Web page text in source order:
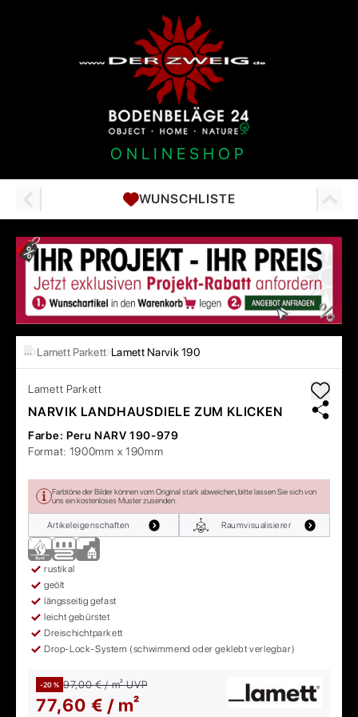
ONLINESHOP
WUNSCHLISTE
… Lamett Parkett Lamett Narvik 190
Lamett Parkett
NARVIK LANDHAUSDIELE ZUM KLICKEN
Farbe: Peru NARV 190-979
Format: 1900mm x 190mm
Farbtöne der Bilder können vom Original stark abweichen, bitte lassen Sie sich von
uns ein kostenloses Muster zusenden.
Artikeleigenschaften Raumvisualisierer
rustikal
geölt
längsseitig gefast
leicht gebürstet
Dreischichtparkett
Drop-Lock-System (schwimmend oder geklebt verlegbar)
-20 % 97,00 € / m²UVP
77,60 € / m²